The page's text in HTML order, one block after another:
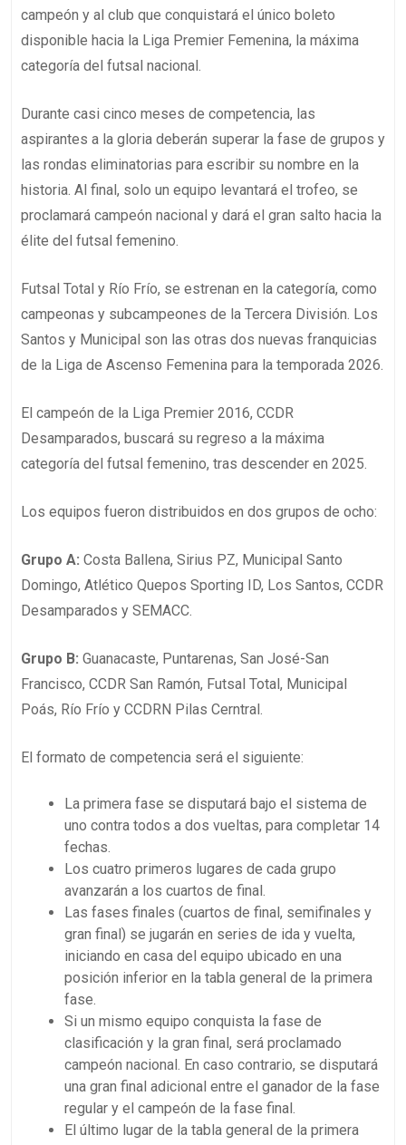
campeón y al club que conquistará el único boleto
disponible hacia la Liga Premier Femenina, la máxima
categoría del futsal nacional.
Durante casi cinco meses de competencia, las
aspirantes a la gloria deberán superar la fase de grupos y
las rondas eliminatorias para escribir su nombre en la
historia. Al final, solo un equipo levantará el trofeo, se
proclamará campeón nacional y dará el gran salto hacia la
élite del futsal femenino.
Futsal Total y Río Frío, se estrenan en la categoría, como
campeonas y subcampeones de la Tercera División. Los
Santos y Municipal son las otras dos nuevas franquicias
de la Liga de Ascenso Femenina para la temporada 2026.
El campeón de la Liga Premier 2016, CCDR
Desamparados, buscará su regreso a la máxima
categoría del futsal femenino, tras descender en 2025.
Los equipos fueron distribuidos en dos grupos de ocho:
Grupo A: Costa Ballena, Sirius PZ, Municipal Santo
Domingo, Atlético Quepos Sporting ID, Los Santos, CCDR
Desamparados y SEMACC.
Grupo B: Guanacaste, Puntarenas, San José-San
Francisco, CCDR San Ramón, Futsal Total, Municipal
Poás, Río Frío y CCDRN Pilas Cerntral.
El formato de competencia será el siguiente:
La primera fase se disputará bajo el sistema de
uno contra todos a dos vueltas, para completar 14
fechas.
Los cuatro primeros lugares de cada grupo
avanzarán a los cuartos de final.
Las fases finales (cuartos de final, semifinales y
gran final) se jugarán en series de ida y vuelta,
iniciando en casa del equipo ubicado en una
posición inferior en la tabla general de la primera
fase.
Si un mismo equipo conquista la fase de
clasificación y la gran final, será proclamado
campeón nacional. En caso contrario, se disputará
una gran final adicional entre el ganador de la fase
regular y el campeón de la fase final.
El último lugar de la tabla general de la primera